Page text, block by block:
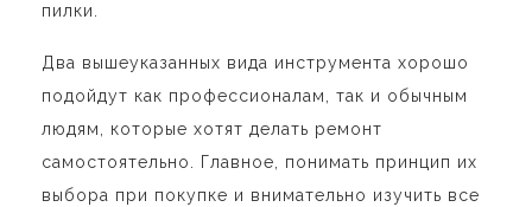
пилки.
Два вышеуказанных вида инструмента хорошо
подойдут как профессионалам, так и обычным
людям, которые хотят делать ремонт
самостоятельно. Главное, понимать принцип их
выбора при покупке и внимательно изучить все